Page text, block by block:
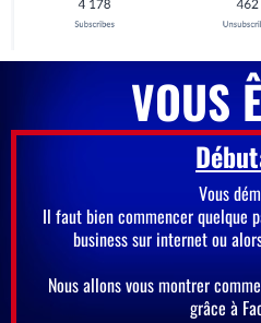
VOUS
Vous
Il faut bien commencer quelque
business sur internet ou
Nous allons vous montrer
grâce à